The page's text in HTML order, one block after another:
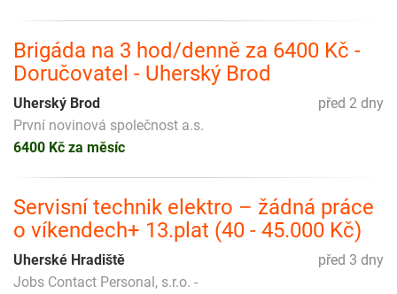
Brigáda na 3 hod/denně za 6400 Kč -
Doručovatel - Uherský Brod
před 2 dny
Uherský Brod
První novinová společnost a.s.
6400 Kč za měsíc
Servisní technik elektro – žádná práce
o víkendech+ 13.plat (40 - 45.000 Kč)
před 3 dny
Uherské Hradiště
Jobs Contact Personal, s.r.o. -